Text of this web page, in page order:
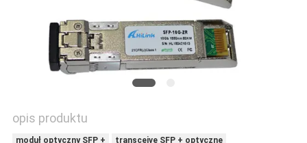
WYCENĘ
SITEMAP
POLITYKA
PRYWATNOŚCI
opis produktu
moduł optyczny SFP +
transceive SFP + optyczne